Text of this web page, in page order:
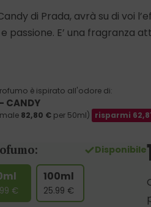
di Prada, avrà su di voi
passione. E’ una fragranza
è ispirato all'odore di:
CANDY
82,80 €per 50ml) risparmi
€
100ml
25.99 €
Disponibile